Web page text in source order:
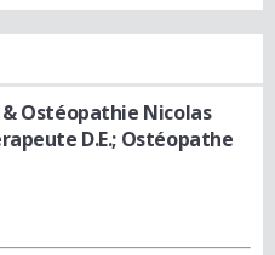
Ostéopathie Nicolas
D.E.; Ostéopathe